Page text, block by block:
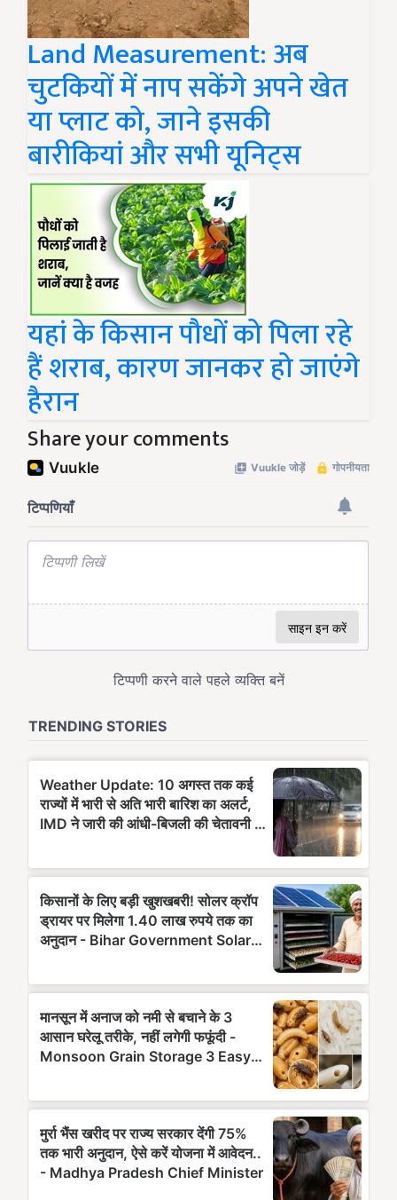
Land Measurement: अब
चुटकियों में नाप सकेंगे अपने खेत
या प्लाट को, जाने इसकी
बारीकियां और सभी यूनिट्स
यहां के किसान पौधों को पिला रहे
हैं शराब, कारण जानकर हो जाएंगे
हैरान
Share your comments